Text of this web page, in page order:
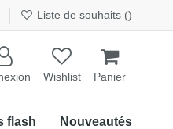
Liste de souhaits ()
Wishlist Panier
Nouveautés
flash